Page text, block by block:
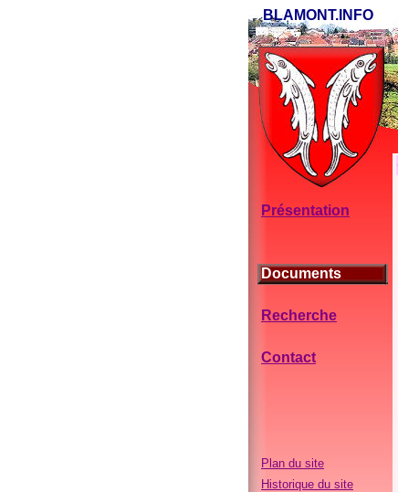
BLAMONT.INFO
Présentation
Documents
Recherche
Contact
Plan du site
Historique du site